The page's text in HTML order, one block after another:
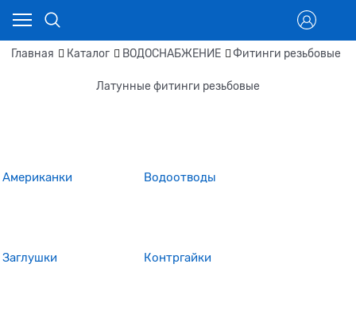
Главная Каталог ВОДОСНАБЖЕНИЕ Фитинги резьбовые
Латунные фитинги резьбовые
Американки Водоотводы
Заглушки Контргайки